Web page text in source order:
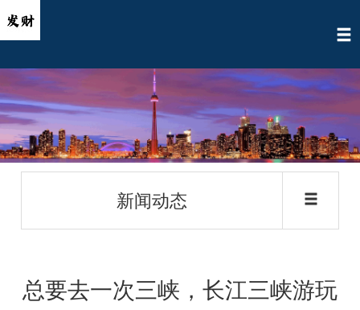
新闻动态
总要去一次三峡，长江三峡游玩